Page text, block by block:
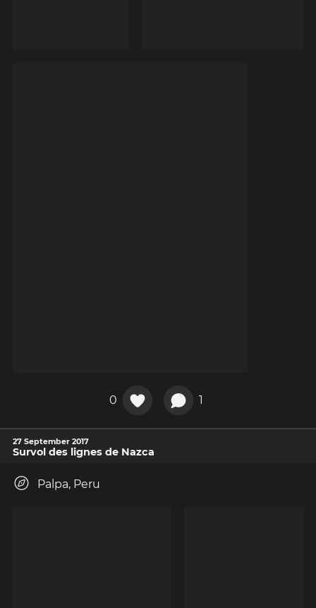
0 1
27 September 2017
Survol des lignes de Nazca
Palpa, Peru